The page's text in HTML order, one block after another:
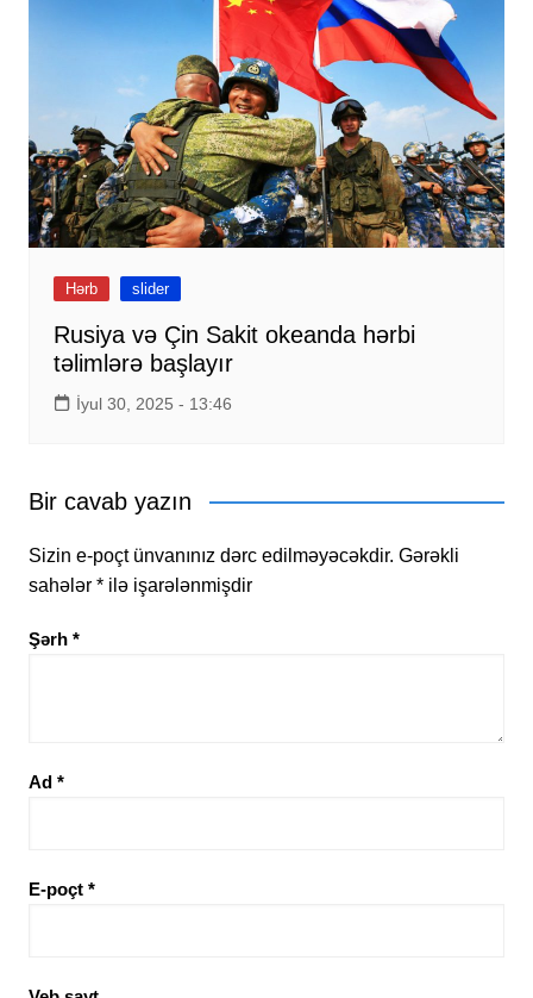
Hərb slider
Rusiya və Çin Sakit okeanda hərbi
təlimlərə başlayır
İyul 30, 2025 - 13:46
Bir cavab yazın
Sizin e-poçt ünvanınız dərc edilməyəcəkdir. Gərəkli
sahələr *ilə işarələnmişdir
Şərh *
Ad *
E-poçt *